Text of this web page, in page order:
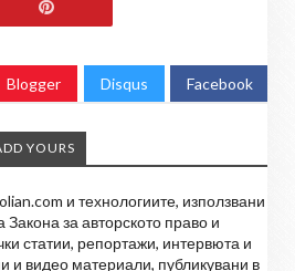
Blogger Disqus Facebook
YOURS
и технологиите, използвани
Закона за авторското право и
статии, репортажи, интервюта и
и видео материали, публикувани в